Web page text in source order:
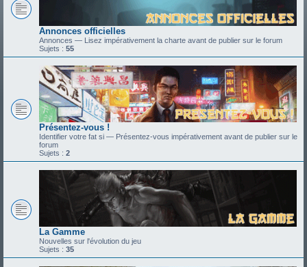
Annonces officielles
Annonces — Lisez impérativement la charte avant de publier sur le forum
Sujets : 55
Présentez-vous !
Identifier votre fat si — Présentez-vous impérativement avant de publier sur le
forum
Sujets : 2
La Gamme
Nouvelles sur l'évolution du jeu
Sujets : 35